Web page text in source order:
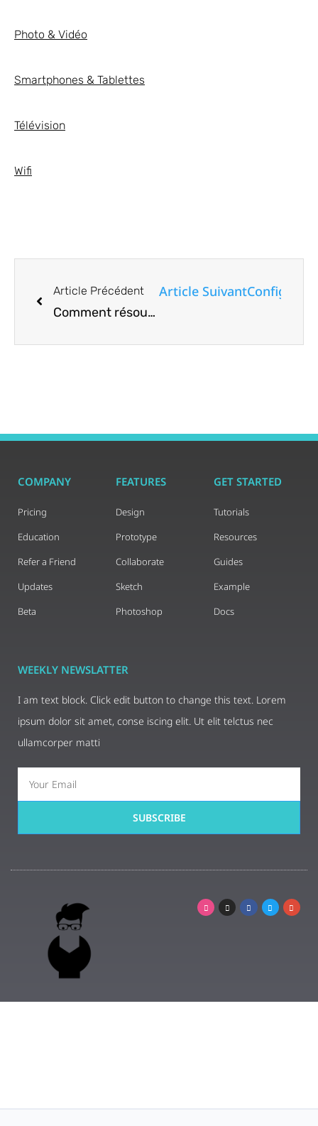
Photo & Vidéo
Smartphones & Tablettes
Télévision
Wifi
Article Précédent
Comment résoudre l’erreur «le fichier est ouvert dans un autre programme» dans Windows
Article Suivant
COMPANY
Pricing
Education
Refer a Friend
Updates
Beta
FEATURES
Design
Prototype
Collaborate
Sketch
Photoshop
GET STARTED
Tutorials
Resources
Guides
Example
Docs
WEEKLY NEWSLATTER
I am text block. Click edit button to change this text. Lorem
ipsum dolor sit amet, conse iscing elit. Ut elit telctus nec
ullamcorper matti
SUBSCRIBE